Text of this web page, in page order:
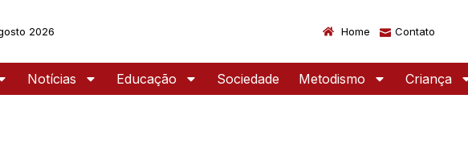
2026 Home Contato
Notícias Educação Sociedade Metodismo Criança